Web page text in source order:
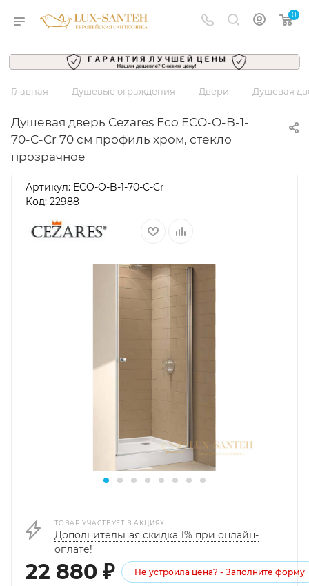
0
Главная — Душевые ограждения — Двери — Душевая
Душевая дверь Cezares Eco ECO-O-B-1-
70-C-Cr 70 см профиль хром, стекло
прозрачное
Артикул: ECO-O-B-1-70-C-Cr
Код: 22988
ТОВАР УЧАСТВУЕТ В АКЦИЯХ
Дополнительная скидка 1% при онлайн-
оплате!
22 880 ₽ Не устроила цена? - Заполните форму